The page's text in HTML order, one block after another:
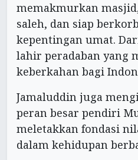
memakmurkan
saleh, dan siap
kepentingan umat.
lahir peradaban yang
keberkahan bagi
Jamaluddin juga
peran besar pendiri
meletakkan fondasi
dalam kehidupan